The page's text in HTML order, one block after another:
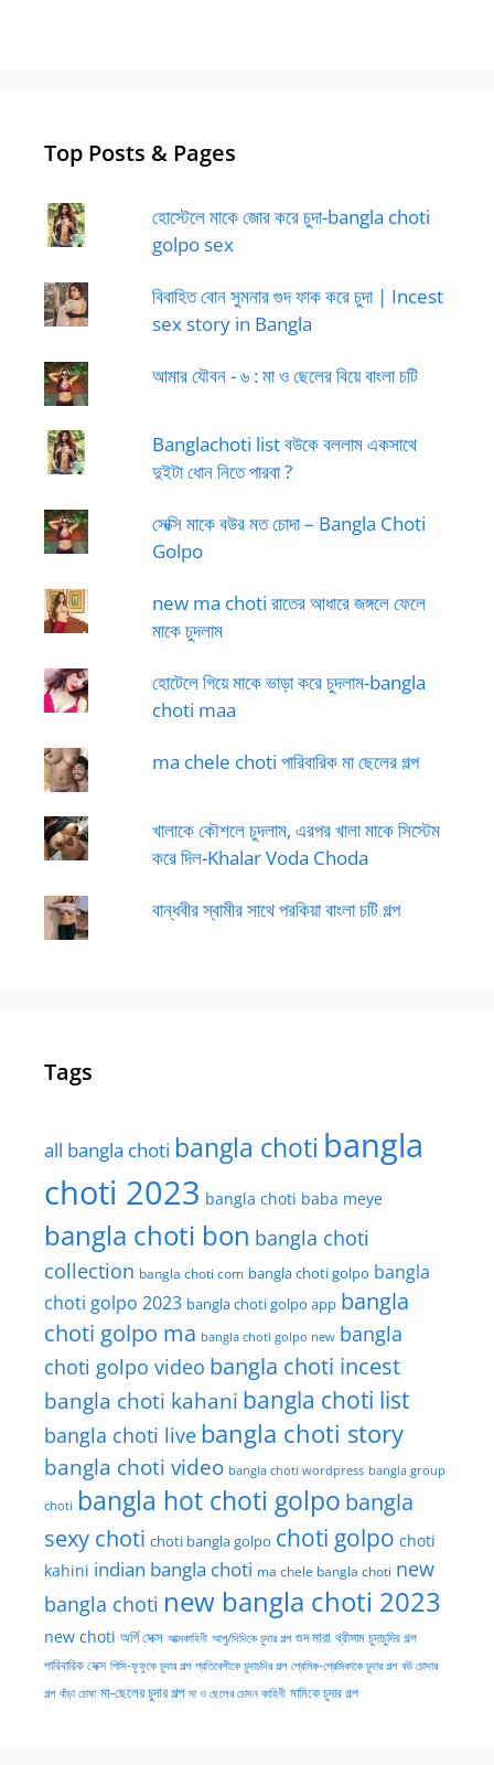
Top Posts & Pages
হোস্টেলে মাকে জোর করে চুদা-bangla choti
golpo sex
বিবাহিত বোন সুমনার গুদ ফাক করে চুদা | Incest
sex story in Bangla
আমার যৌবন - ৬ : মা ও ছেলের বিয়ে বাংলা চটি
Banglachoti list বউকে বললাম একসাথে
দুইটা ধোন নিতে পারবা ?
সেক্সি মাকে বউর মত চোদা – Bangla Choti
Golpo
new ma choti রাতের আধারে জঙ্গলে ফেলে
মাকে চুদলাম
হোটেলে গিয়ে মাকে ভাড়া করে চুদলাম-bangla
choti maa
ma chele choti পারিবারিক মা ছেলের গল্প
খালাকে কৌশলে চুদলাম, এরপর খালা মাকে সিস্টেম
করে দিল-Khalar Voda Choda
বান্ধবীর স্বামীর সাথে পরকিয়া বাংলা চটি গল্প
Tags
all bangla choti bangla choti bangla
choti 2023 bangla choti baba meye
bangla choti bon bangla choti
collection bangla choti com bangla choti golpo bangla
choti golpo 2023 bangla choti golpo app bangla
choti golpo ma bangla choti golpo new bangla
choti golpo video bangla choti incest
bangla choti kahani bangla choti list
bangla choti live bangla choti story
bangla choti video bangla choti wordpress bangla group
choti bangla hot choti golpo bangla
sexy choti choti bangla golpo choti golpo choti
kahini indian bangla choti ma chele bangla choti new
bangla choti new bangla choti 2023
new choti অর্গি সেক্স আত্মকাহিনী আপু/দিদিকে চুদার গল্প গুদ মারা থ্রীসাম চুদাচুদির গল্প
পারিবারিক সেক্স পিসি-ফুফুকে চুদার গল্প প্রতিবেশীকে চুদাচদির গল্প প্রেমিক-প্রেমিকাকে চুদার গল্প বউ চোদার
গল্প বাঁড়া চোষা মা-ছেলের চুদার গল্প মা ও ছেলের চোদন কাহিনী মামিকে চুদার গল্প